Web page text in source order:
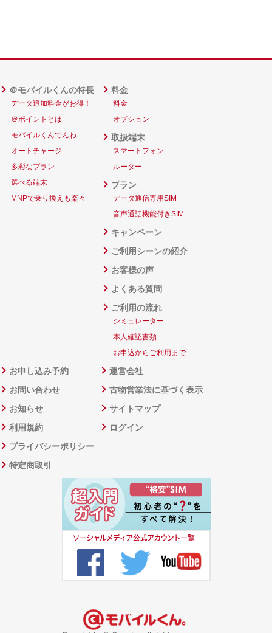
＠モバイルくんの特長
データ追加料金がお得！
＠ポイントとは
モバイルくんでんわ
オートチャージ
多彩なプラン
選べる端末
MNPで乗り換えも楽々
料金
料金
オプション
取扱端末
スマートフォン
ルーター
プラン
データ通信専用SIM
音声通話機能付きSIM
キャンペーン
ご利用シーンの紹介
お客様の声
よくある質問
ご利用の流れ
シミュレーター
本人確認書類
お申込からご利用まで
お申し込み予約
お問い合わせ
お知らせ
利用規約
プライバシーポリシー
特定商取引
運営会社
古物営業法に基づく表示
サイトマップ
ログイン